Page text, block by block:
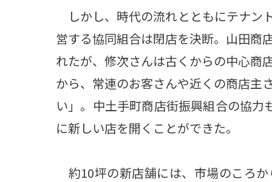
しかし、時代の流れとともにテナン
営する協同組合は閉店を決断。山田商
れたが、修次さんは古くからの中心商
から、常連のお客さんや近くの商店主
い」。中土手町商店街振興組合の協
に新しい店を開くことができた。
約10坪の新店舗には、市場のころ